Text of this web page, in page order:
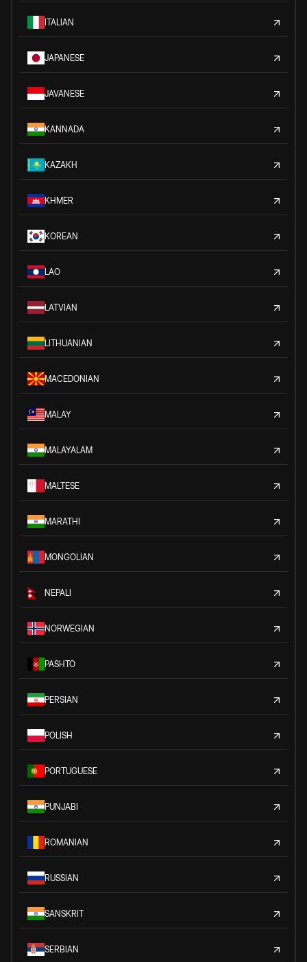
ITALIAN
JAPANESE
JAVANESE
KANNADA
KAZAKH
KHMER
KOREAN
LAO
LATVIAN
LITHUANIAN
MACEDONIAN
MALAY
MALAYALAM
MALTESE
MARATHI
MONGOLIAN
NEPALI
NORWEGIAN
PASHTO
PERSIAN
POLISH
PORTUGUESE
PUNJABI
ROMANIAN
RUSSIAN
SANSKRIT
SERBIAN